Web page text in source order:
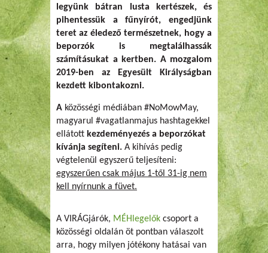
legyünk bátran lusta kertészek, és
pihentessük a fűnyírót, engedjünk
teret az éledező természetnek, hogy a
beporzók is megtalálhassák
számításukat a kertben. A mozgalom
2019-ben az Egyesült Királyságban
kezdett kibontakozni.
A közösségi médiában #NoMowMay,
magyarul #vagatlanmajus hashtagekkel
ellátott kezdeményezés a beporzókat
kívánja segíteni. A kihívás pedig
végtelenül egyszerű teljesíteni:
egyszerűen csak május 1-től 31-ig nem
kell nyírnunk a füvet.
A VIRÁGjárók, MÉHlegelők csoport a
közösségi oldalán öt pontban válaszolt
arra, hogy milyen jótékony hatásai van